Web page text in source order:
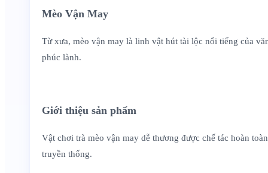
Mèo Vận May
Từ xưa, mèo vận may là linh vật hút tài lộc nổi tiếng của
phúc lành.
Giới thiệu sản phẩm
Vật chơi trà mèo vận may dễ thương được chế tác hoàn
truyền thống.